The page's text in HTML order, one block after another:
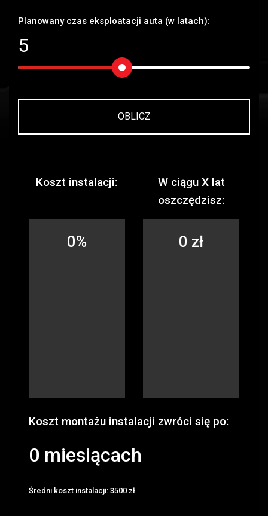
Planowany czas eksploatacji auta (w latach):
5
OBLICZ
Koszt instalacji:
0%
W ciągu Xlat
oszczędzisz:
0 zł
Koszt montażu instalacji zwróci się po:
0 miesiącach
Średni koszt instalacji: 3500 zł